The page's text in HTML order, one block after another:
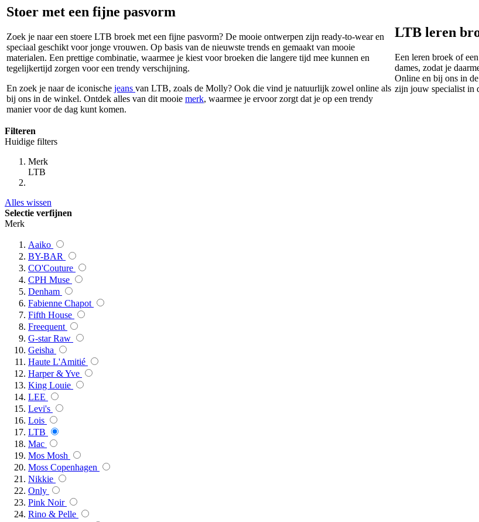
Stoer met een fijne pasvorm
Zoek je naar een stoere LTB broek met een fijne pasvorm? De mooie ontwerpen zijn ready-to-wear en
speciaal geschikt voor jonge vrouwen. Op basis van de nieuwste trends en gemaakt van mooie
materialen. Een prettige combinatie, waarmee je kiest voor broeken die langere tijd mee kunnen en
tegelijkertijd zorgen voor een trendy verschijning.
En zoek je naar de iconische jeans van LTB, zoals de Molly? Ook die vind je natuurlijk zowel online als
bij ons in de winkel. Ontdek alles van dit mooie merk, waarmee je ervoor zorgt dat je op een trendy
manier voor de dag kunt komen.
LTB leren
Een leren broek of
dames, zodat je
Online en bij ons in
zijn jouw specialist in
Filteren
Huidige filters
Merk
LTB
Alles wissen
Selectie verfijnen
Merk
Aaiko
BY-BAR
CO'Couture
CPH Muse
Denham
Fabienne Chapot
Fifth House
Freequent
G-star Raw
Geisha
Haute L'Amitié
Harper & Yve
King Louie
LEE
Levi's
Lois
LTB
Mac
Mos Mosh
Moss Copenhagen
Nikkie
Only
Pink Noir
Rino & Pelle